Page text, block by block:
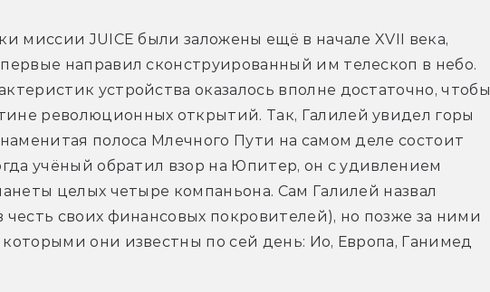
миссии JUICE были заложены ещё в начале XVII века,
направил сконструированный им телескоп в небо.
устройства оказалось вполне достаточно, чтобы
революционных открытий. Так, Галилей увидел горы
полоса Млечного Пути на самом деле состоит
учёный обратил взор на Юпитер, он с удивлением
целых четыре компаньона. Сам Галилей назвал
честь своих финансовых покровителей), но позже за ними
они известны по сей день: Ио, Европа, Ганимед